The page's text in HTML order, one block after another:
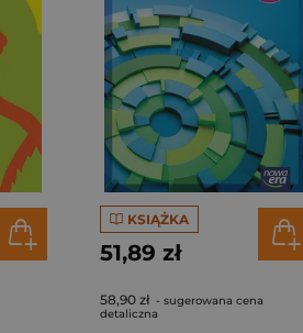
KSIĄŻKA
51,89 zł
58,90 zł - sugerowana cena
detaliczna